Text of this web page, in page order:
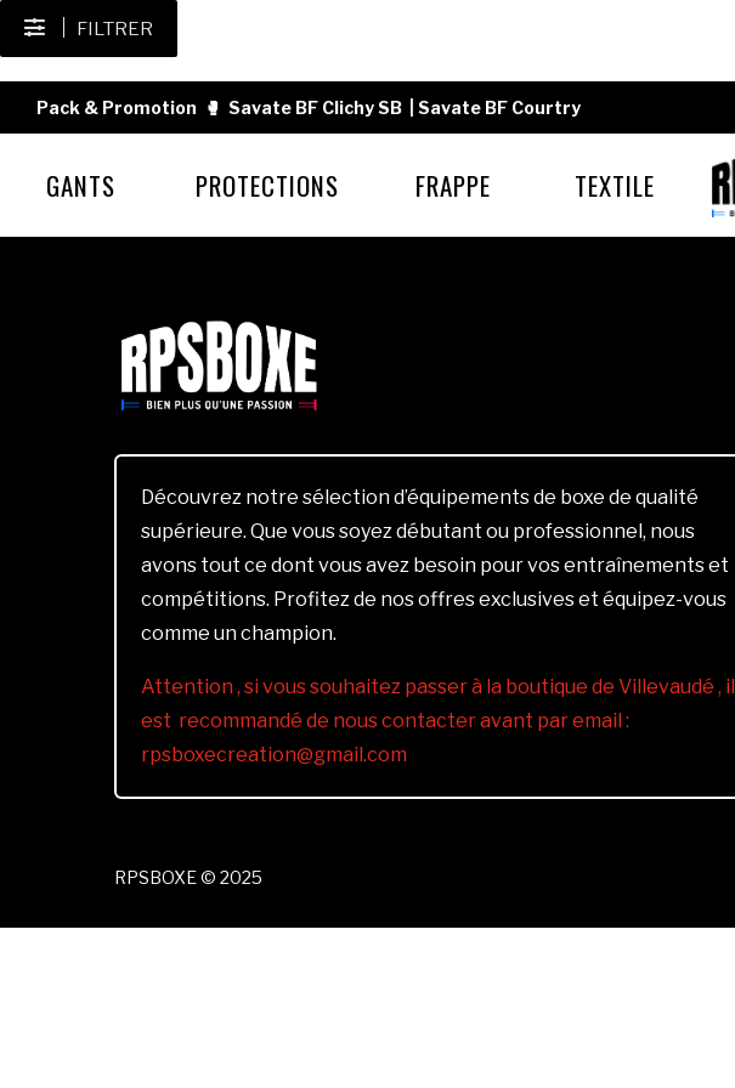
FILTRER
Pack & Promotion 🥊 Savate BF Clichy SB Savate BF Courtry
GANTS PROTECTIONS FRAPPE TEXTILE
Découvrez notre sélection d’équipements de boxe de qualité
supérieure. Que vous soyez débutant ou professionnel, nous
avons tout ce dont vous avez besoin pour vos entraînements et
compétitions. Profitez de nos offres exclusives et équipez-vous
comme un champion.
Attention , si vous souhaitez passer à la boutique de Villevaudé , il
est recommandé de nous contacter avant par email :
rpsboxecreation@gmail.com
RPSBOXE © 2025